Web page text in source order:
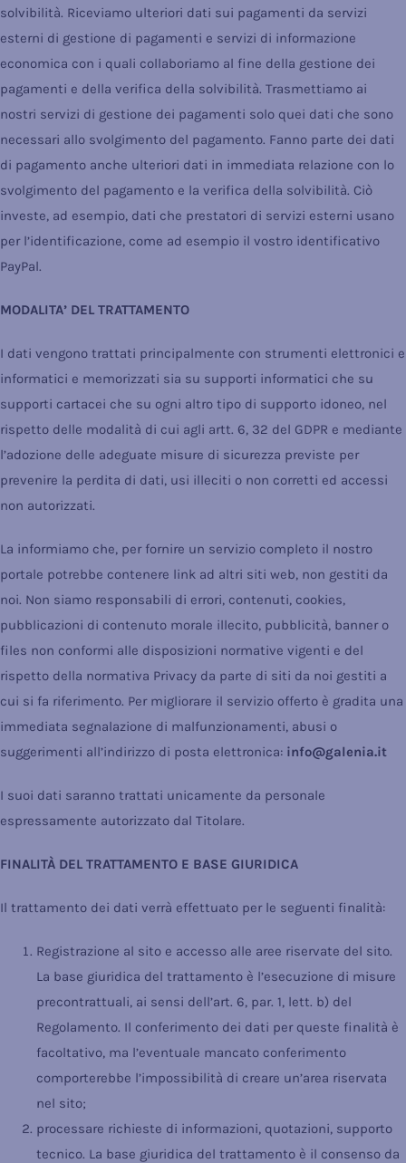
solvibilità. Riceviamo ulteriori dati sui pagamenti da servizi
esterni di gestione di pagamenti e servizi di informazione
economica con i quali collaboriamo al fine della gestione dei
pagamenti e della verifica della solvibilità. Trasmettiamo ai
nostri servizi di gestione dei pagamenti solo quei dati che sono
necessari allo svolgimento del pagamento. Fanno parte dei dati
di pagamento anche ulteriori dati in immediata relazione con lo
svolgimento del pagamento e la verifica della solvibilità. Ciò
investe, ad esempio, dati che prestatori di servizi esterni usano
per l’identificazione, come ad esempio il vostro identificativo
PayPal.
MODALITA’ DEL TRATTAMENTO
I dati vengono trattati principalmente con strumenti elettronici e
informatici e memorizzati sia su supporti informatici che su
supporti cartacei che su ogni altro tipo di supporto idoneo, nel
rispetto delle modalità di cui agli artt. 6, 32 del GDPR e mediante
l’adozione delle adeguate misure di sicurezza previste per
prevenire la perdita di dati, usi illeciti o non corretti ed accessi
non autorizzati.
La informiamo che, per fornire un servizio completo il nostro
portale potrebbe contenere link ad altri siti web, non gestiti da
noi. Non siamo responsabili di errori, contenuti, cookies,
pubblicazioni di contenuto morale illecito, pubblicità, banner o
files non conformi alle disposizioni normative vigenti e del
rispetto della normativa Privacy da parte di siti da noi gestiti a
cui si fa riferimento. Per migliorare il servizio offerto è gradita una
immediata segnalazione di malfunzionamenti, abusi o
suggerimenti all’indirizzo di posta elettronica: info@galenia.it
I suoi dati saranno trattati unicamente da personale
espressamente autorizzato dal Titolare.
FINALITÀ DEL TRATTAMENTO E BASE GIURIDICA
Il trattamento dei dati verrà effettuato per le seguenti finalità:
Registrazione al sito e accesso alle aree riservate del sito.
La base giuridica del trattamento è l’esecuzione di misure
precontrattuali, ai sensi dell’art. 6, par. 1, lett. b) del
Regolamento. Il conferimento dei dati per queste finalità è
facoltativo, ma l’eventuale mancato conferimento
comporterebbe l’impossibilità di creare un’area riservata
nel sito;
processare richieste di informazioni, quotazioni, supporto
tecnico. La base giuridica del trattamento è il consenso da